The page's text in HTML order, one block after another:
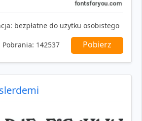
bezpłatne do użytku osobistego
Pobrania: 142537 Pobierz